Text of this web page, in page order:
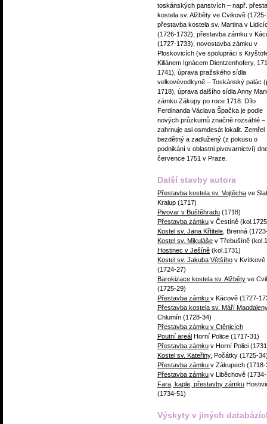
toskánských panstvích – např.
kostela sv. Alžběty ve Cvikově
přestavba kostela sv. Martina v
(1726-1732), přestavba zámku v
(1727-1733), novostavba zámku v
Ploskovicích (ve spolupráci s
Kiliánem Ignácem Dientzenhofery,
1741), úprava pražského sídla
velkovévodkyně – Toskánský palác
1718), úprava dalšího sídla Anny
zámku Zákupy po roce 1718. Dílo
Ferdinanda Václava Špačka je podle
nových průzkumů značně rozsáhlé –
zahrnuje asi osmdesát lokalit. Zemřel
bezdětný a zadlužený (z pokusu o
podnikání v oblastni pivovarnictví)
července 1751 v Praze.
Další stavby autora
Přestavba kostela sv. Vojtěcha ve
Kralup (1717)
Pivovar v Buštěhradu (1718)
Přestavba zámku v Čestíně
Kostel sv. Jana Křtitele , Brenná
Kostel sv. Mikuláše v Třebušíně
Hostinec v Ješíně (kol.1731)
Kostel sv. Jakuba Většího v Kvítkově
(1724-27)
Barokizace kostela sv. Alžběty ve
(1725-29)
Přestavba zámku v Kácově (1727-
Přestavba kostela sv. Máří Magdaleny
Chlumín (1728-34)
Přestavba zámku v Ctěnicích
Poutní areál Horní Police (1717-31)
Přestavba zámku v Horní Polici
Kostel sv. Kateřiny, Počátky (1725-
Přestavba zámku v Zákupech (1718-
Přestavba zámku v Liběchově
Fara, kaple, přestavby zámku
(1734-51)
Výskyty v jiných